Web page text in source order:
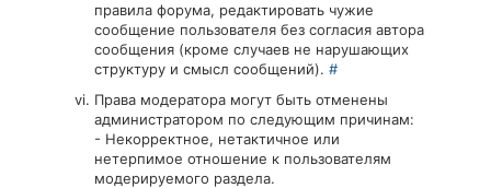
правила форума, редактировать чужие
сообщение пользователя без согласия автора
сообщения (кроме случаев не нарушающих
структуру и смысл сообщений). #
Права модератора могут быть отменены
администратором по следующим причинам:
- Некорректное, нетактичное или
нетерпимое отношение к пользователям
модерируемого раздела.